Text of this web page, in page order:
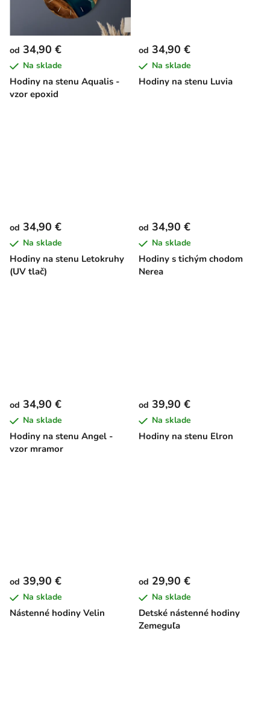
Hodiny na stenu Aqualis -
vzor epoxid
od 34,90 €
Na sklade
Hodiny na stenu Luvia
od 34,90 €
Na sklade
Hodiny na stenu Letokruhy
(UV tlač)
od 34,90 €
Na sklade
Hodiny s tichým chodom
Nerea
od 34,90 €
Na sklade
Hodiny na stenu Angel -
vzor mramor
od 34,90 €
Na sklade
Hodiny na stenu Elron
od 39,90 €
Na sklade
Nástenné hodiny Velin
od 39,90 €
Na sklade
Detské nástenné hodiny
Zemeguľa
od 29,90 €
Na sklade